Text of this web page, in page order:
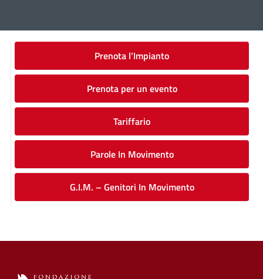
Prenota l’Impianto
Prenota per un evento
Tariffario
Parole In Movimento
G.I.M. – Genitori In Movimento